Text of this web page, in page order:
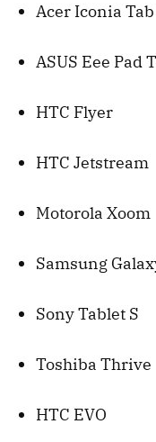
Acer Iconia
ASUS Eee Pad
HTC Flyer
HTC Jetstream
Motorola Xoom
Samsung
Sony Tablet S
Toshiba Thrive
HTC EVO